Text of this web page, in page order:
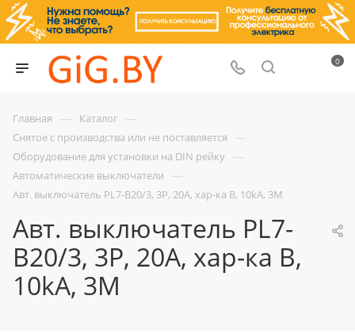
0
Главная — Каталог —
Снятое с производства или не поставляется —
Оборудование для установки на DIN рейку —
Автоматические выключатели —
Авт. выключатель PL7-B20/3, 3P, 20A, хар-ка B, 10kA, 3M
Авт. выключатель PL7-
B20/3, 3P, 20A, хар-ка B,
10kA, 3M